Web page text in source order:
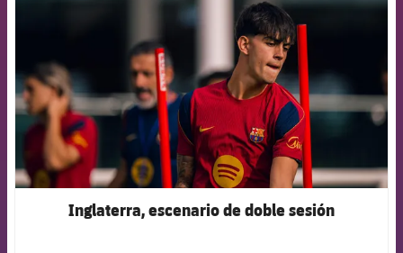
Inglaterra, escenario de doble sesión